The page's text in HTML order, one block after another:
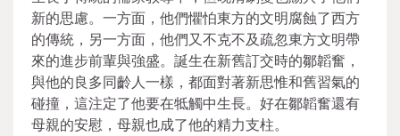
新的思慮。一方面，他們懼怕東方的文明腐蝕了西方
的傳統，另一方面，他們又不克不及疏忽東方文明帶
來的進步前輩與強盛。誕生在新舊訂交時的鄒韜奮，
與他的良多同齡人一樣，都面對著新思惟和舊習氣的
碰撞，這注定了他要在牴觸中生長。好在鄒韜奮還有
母親的安慰，母親也成了他的精力支柱。